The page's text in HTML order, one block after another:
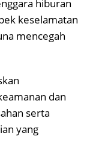
hiburan
keselamatan
mencegah
dan
serta
yang